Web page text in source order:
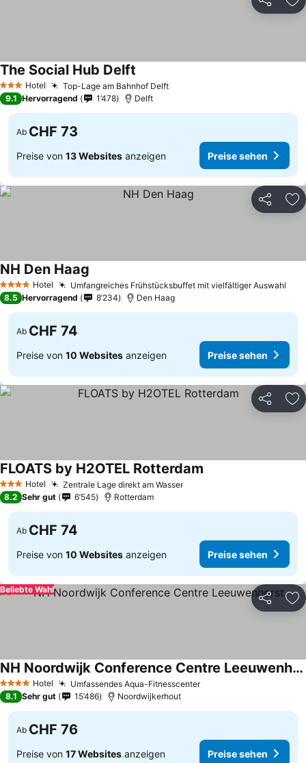
Teilen
3 SterneHotel Top-Lage am Bahnhof DelftPreise sehen
The Social Hub Delft
9.1 Hervorragend 1’478 Delft
Ab CHF 73
Preise von 13 Websites anzeigen Preise sehen
Teilen
4 Sterne Hotel Umfangreiches Frühstücksbuffet mit vielfältiger Auswahl
NH Den Haag
8.5 Hervorragend 8’234 Den Haag
Ab CHF 74
Preise von 10 Websites anzeigen Preise sehen
Teilen
3 SterneHotel Zentrale Lage direkt am WasserPreise sehen
FLOATS by H2OTEL Rotterdam
8.2 Sehr gut 6’545 Rotterdam
Ab CHF 74
Preise von 10 Websites anzeigen Preise sehen
Teilen
Beliebte Wahl
4 Sterne Hotel Umfassendes Aqua-FitnesscenterPreise sehen
NH Noordwijk Conference Centre Leeuwenhorst
Preise sehen
8.1 Sehr gut 15’486 Noordwijkerhout
Ab CHF 76
Preise von 17 Websites anzeigen Preise sehen